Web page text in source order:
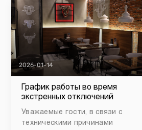
2026-01-14
График работы во время
экстренных отключений
Уважаемые гости, в связи с
техническими причинами